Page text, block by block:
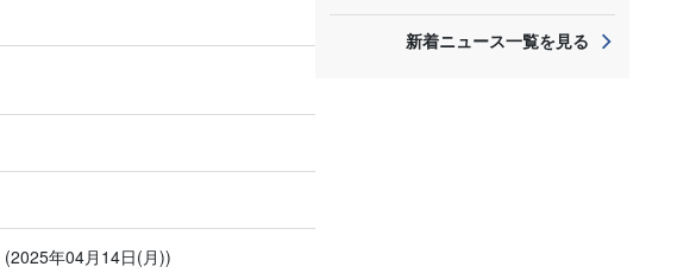
(2025年04月14日(月))
新着ニュース一覧を見る